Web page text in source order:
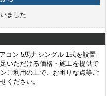
ました
コン 5馬力シングル 1式を設置
いただける価格・施工を提供で
ご利用の上で、お困りな点等ご
ください。